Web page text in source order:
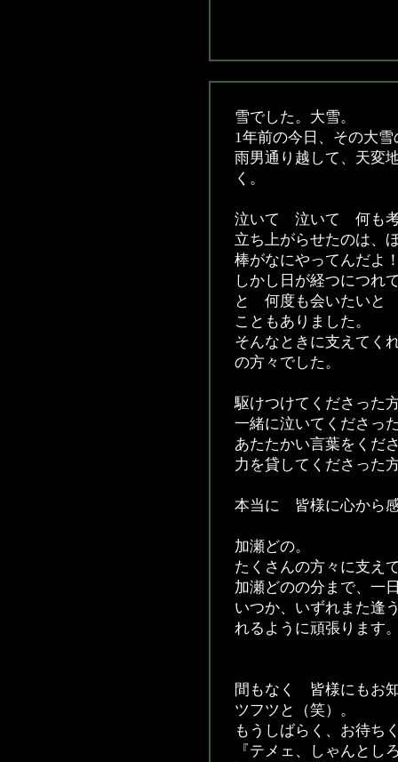
雪でした。大雪。
1年前の今日、その大
雨男通り越して、天変
く。
泣いて 泣いて 何も
立ち上がらせたのは、
棒がなにやってんだよ
しかし日が経つにつれ
と 何度も会いたいと
こともありました。
そんなときに支えてく
の方々でした。
駆けつけてくださった
一緒に泣いてくださっ
あたたかい言葉をくだ
力を貸してくださった
本当に 皆様に心から
加瀬どの。
たくさんの方々に支え
加瀬どのの分まで、一
いつか、いずれまた逢
れるように頑張ります
間もなく 皆様にもお
ツフツと（笑）。
もうしばらく、お待ち
『テメェ、しゃんとし